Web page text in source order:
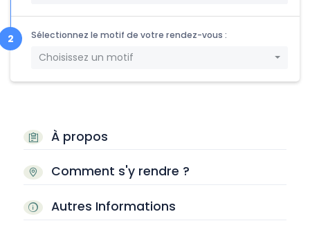
À propos
Comment s'y rendre ?
Autres Informations
Sélectionnez le motif de votre rendez-vous :
Choisissez un motif